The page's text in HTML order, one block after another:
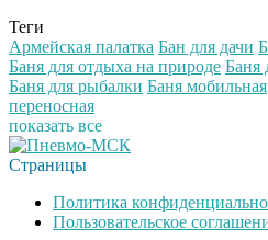
Теги
Армейская палатка Бан для дачи
Баня для отдыха на природе Баня
Баня для рыбалки Баня мобильная
переносная
показать все
Страницы
Политика
Пользовательское